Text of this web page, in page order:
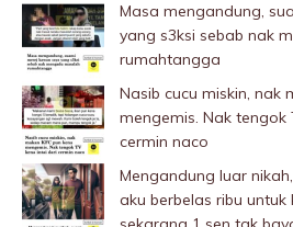
Masa mengandung,
yang s3ksi sebab nak
rumahtangga
Nasib cucu miskin, nak
mengemis. Nak tengok
cermin naco
Mengandung luar
aku berbelas ribu